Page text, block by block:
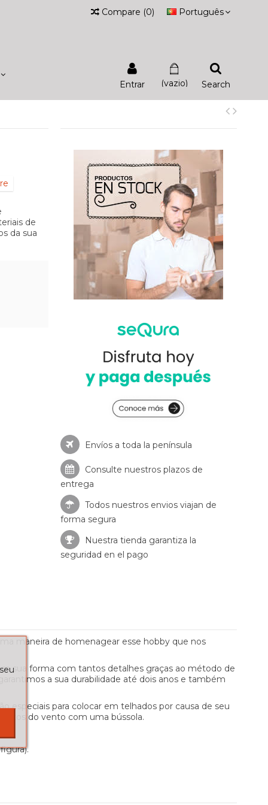
Português
Compare (0)
Search
(vazio)
Entrar
de
da sua
Envíos a toda la península
Consulte nuestros plazos de
entrega
Todos nuestros envios viajan de
forma segura
Nuestra tienda garantiza la
seguridad en el pago
maneira de homenagear esse hobby que nos
sua forma com tantos detalhes graças ao método de
a sua durabilidade até dois anos e também
especiais para colocar em telhados por causa de seu
do vento com uma bússola.